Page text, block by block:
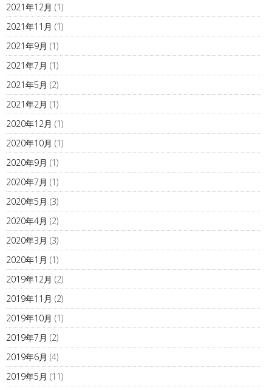
2021年12月 (1)
2021年11月 (1)
2021年9月 (1)
2021年7月 (1)
2021年5月 (2)
2021年2月 (1)
2020年12月 (1)
2020年10月 (1)
2020年9月 (1)
2020年7月 (1)
2020年5月 (3)
2020年4月 (2)
2020年3月 (3)
2020年1月 (1)
2019年12月 (2)
2019年11月 (2)
2019年10月 (1)
2019年7月 (2)
2019年6月 (4)
2019年5月 (11)